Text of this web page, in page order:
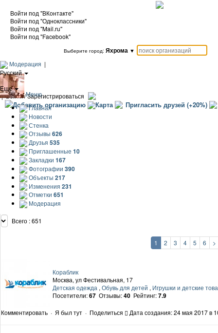
Войти под "ВКонтакте"
Войти под "Одноклассники"
Войти под "Mail.ru"
Войти под "Facebook"
Выберите город: Яхрома ▼
Модерация |
Русский
|
Еще
|Войти / Зарегистрироваться
Добавить организацию Карта Пригласить друзей (+20%)
Меню
Главная
Новости
Стенка
Отзывы 626
Друзья 535
Приглашенные 10
Закладки 167
Фотографии 390
Объекты 217
Изменения 231
Отметки 651
Модерация
Всего : 651
1 2 3 4 5 6 >
Кораблик
Москва, ул Фестивальная, 17
Детская одежда , Обувь для детей , Игрушки и детские
Посетители:67 Отзывы:40 Рейтинг:7.9
Комментировать · Я был тут · Поделиться Дата создания: 24 мая 2017 в